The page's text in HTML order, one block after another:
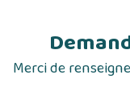
Merci de